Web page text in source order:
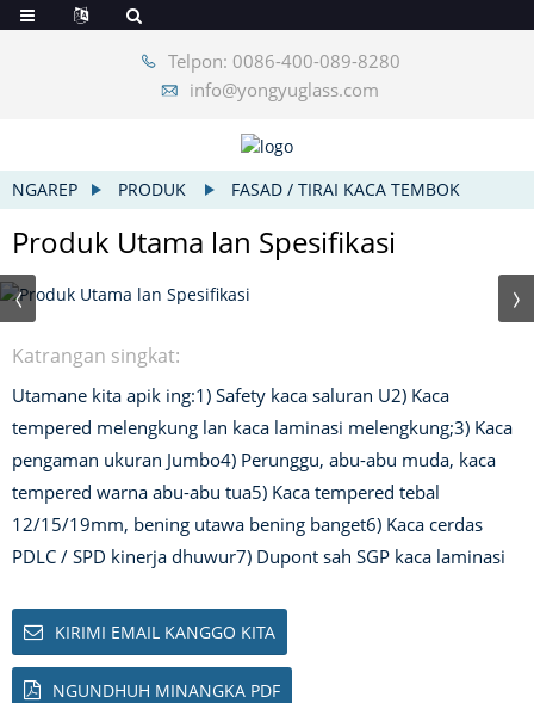
Telpon: 0086-400-089-8280
info@yongyuglass.com
NGAREP PRODUK FASAD / TIRAI KACA TEMBOK
Produk Utama lan Spesifikasi
Katrangan singkat:
Utamane kita apik ing:1) Safety kaca saluran U2) Kaca
tempered melengkung lan kaca laminasi melengkung;3) Kaca
pengaman ukuran Jumbo4) Perunggu, abu-abu muda, kaca
tempered warna abu-abu tua5) Kaca tempered tebal
12/15/19mm, bening utawa bening banget6) Kaca cerdas
PDLC / SPD kinerja dhuwur7) Dupont sah SGP kaca laminasi
KIRIMI EMAIL KANGGO KITA
NGUNDHUH MINANGKA PDF